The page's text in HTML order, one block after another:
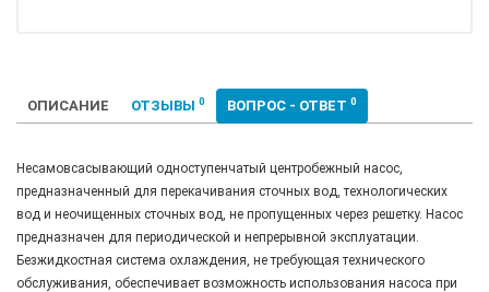
ОПИСАНИЕ ОТЗЫВЫ 0 ВОПРОС - ОТВЕТ 0
Несамовсасывающий одноступенчатый центробежный насос,
предназначенный для перекачивания сточных вод, технологических
вод и неочищенных сточных вод, не пропущенных через решетку. Насос
предназначен для периодической и непрерывной эксплуатации.
Безжидкостная система охлаждения, не требующая технического
обслуживания, обеспечивает возможность использования насоса при